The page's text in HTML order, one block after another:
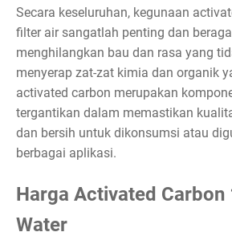
Secara keseluruhan, kegunaan
filter air sangatlah penting dan
menghilangkan bau dan rasa yang
menyerap zat-zat kimia dan organik
activated carbon merupakan
tergantikan dalam memastikan
dan bersih untuk dikonsumsi atau
berbagai aplikasi.
Harga Activated Carbon
Water